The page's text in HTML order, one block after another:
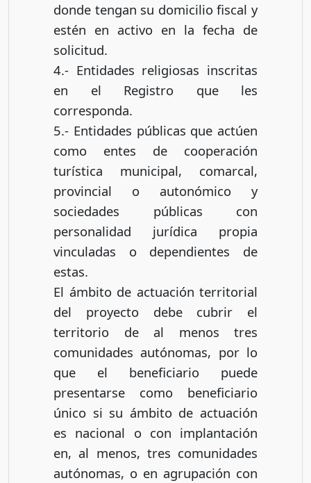
donde tengan su domicilio fiscal y
estén en activo en la fecha de
solicitud.
4.- Entidades religiosas inscritas
en el Registro que les
corresponda.
5.- Entidades públicas que actúen
como entes de cooperación
turística municipal, comarcal,
provincial o autonómico y
sociedades públicas con
personalidad jurídica propia
vinculadas o dependientes de
estas.
El ámbito de actuación territorial
del proyecto debe cubrir el
territorio de al menos tres
comunidades autónomas, por lo
que el beneficiario puede
presentarse como beneficiario
único si su ámbito de actuación
es nacional o con implantación
en, al menos, tres comunidades
autónomas, o en agrupación con